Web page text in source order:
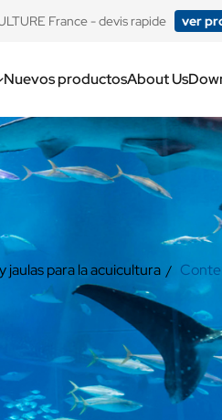
France - devis rapide ver
Nuevos productosAbout Us
jaulas para la acuicultura